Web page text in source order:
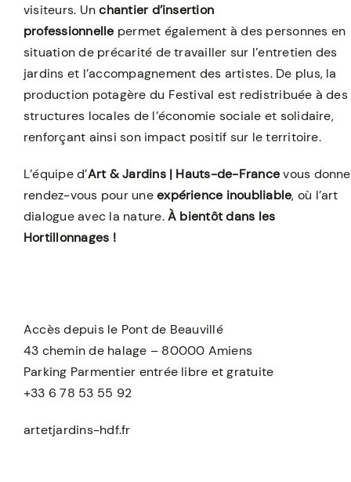
visiteurs. Unchantier d’insertion
professionnelle permet également à des personnes en
situation de précarité de travailler sur l’entretien des
jardins et l’accompagnement des artistes. De plus, la
production potagère du Festival est redistribuée à des
structures locales de l’économie sociale et solidaire,
renforçant ainsi son impact positif sur le territoire.
L’équipe d’Art & Jardins | Hauts-de-Francevous donne
rendez-vous pour uneexpérience inoubliable, où l’art
dialogue avec la nature.À bientôt dans les
Hortillonnages !
Accès depuis le Pont de Beauvillé
43 chemin de halage – 80000 Amiens
Parking Parmentier entrée libre et gratuite
+33 6 78 53 55 92
artetjardins-hdf.fr